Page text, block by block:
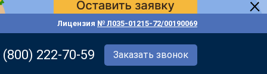
Лицензия № Л035-01215-72/00190069
(800) 222-70-59 Заказать звонок